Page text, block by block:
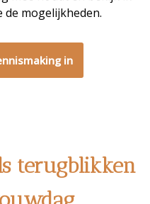
de mogelijkheden.
in
terugblikken